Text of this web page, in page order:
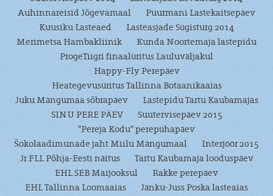
Auhinnareisid Jõgevamaal
Puurmani Lastekaitsepäev
Kuusiku Lasteaed
Lasteasjade Sügisturg 2014
Merimetsa Hambakliinik
Kunda Noortemaja lastepidu
ProgeTiigri finaalüritus Lauluväljakul
Happy-Fly Perepäev
Heategevusüritus Tallinna Botaanikaaias
Juku Mängumaa sõbrapäev
Lastepidu Tartu Kaubamajas
SINU PERE PÄEV
Suutervisepäev 2015
"Pereja Kodu" perepühapäev
Šokolaadimunade jaht Miilu Mängumaal
Interjöör 2015
Jr.FLL Põhja-Eesti näitus
Tartu Kaubamaja looduspäev
EHL SEB Maijooksul
Rakke perepäev
EHL Tallinna Loomaaias
Jänku-Juss Poska lasteaias